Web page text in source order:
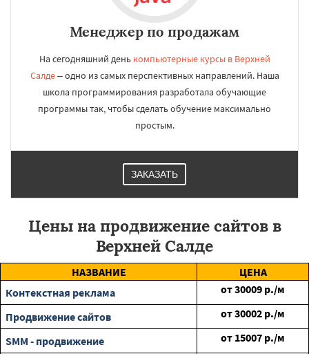
Менеджер по продажам
На сегодняшний день компьютерные курсы в Верхней
Салде– одно из самых перспективных направлений. Наша
школа программирования разработала обучающие
программы так, чтобы сделать обучение максимально
простым.
ЗАКАЗАТЬ
Цены на продвижение сайтов в
Верхней Салде
НАЗВАНИЕ
ЦЕНА
Контекстная реклама
от30009 р./м
Продвижение сайтов
от30002 р./м
SMM - продвижение
от 15007 р./м